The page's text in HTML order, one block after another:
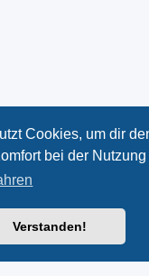
Cookies, um dir
bei der Nutzung
Verstanden!